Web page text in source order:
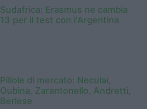
Sudafrica: Erasmus ne cambia
13 per il test con l'Argentina
Pillole di mercato: Neculai,
Oubina, Zarantonello, Andretti,
Berlese